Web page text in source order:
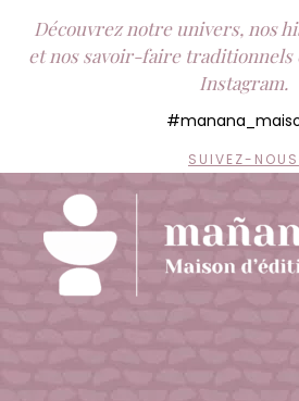
Découvrez notre univers, nos
et nos savoir-faire traditionnels
Instagram.
SUIVEZ-NOUS